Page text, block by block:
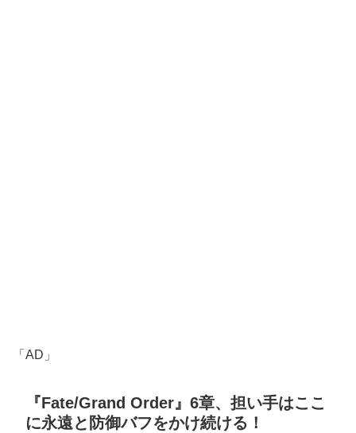
「AD」
『Fate/Grand Order』6章、担い手はここ
に永遠と防御バフをかけ続ける！